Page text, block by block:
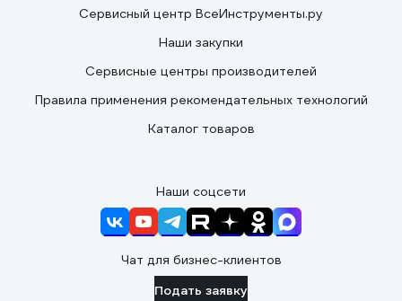
Сервисный центр ВсеИнструменты.ру
Наши закупки
Сервисные центры производителей
Правила применения рекомендательных технологий
Каталог товаров
Наши соцсети
Чат для бизнес-клиентов
Подать заявку